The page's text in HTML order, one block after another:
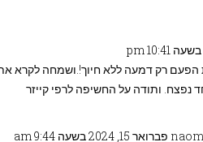
הפעם רק דמעה ללא חיוך!.ושמחה לקרא
ותודה על החשיפה לרפי קייזר
פברואר 15, 2024 בשעה 9:44 am